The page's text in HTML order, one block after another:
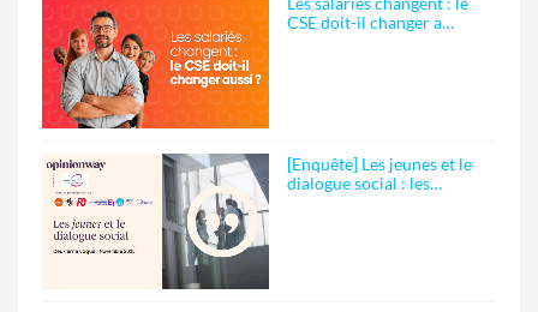
CSE doit-il changer a…
[Enquête] Les jeunes et le
dialogue social : les…